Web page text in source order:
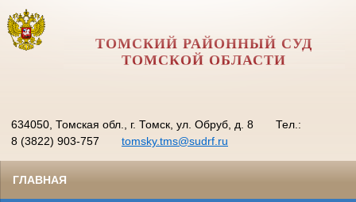
ТОМСКИЙ РАЙОННЫЙ СУД
ТОМСКОЙ ОБЛАСТИ
634050, Томская обл., г. Томск, ул. Обруб, д. 8
Тел.:
8 (3822) 903-757
tomsky.tms@sudrf.ru
ГЛАВНАЯ